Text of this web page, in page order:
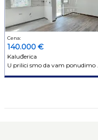
Cena:
140.000 €
Kaluđerica
U prilici smo da vam ponudimo ...